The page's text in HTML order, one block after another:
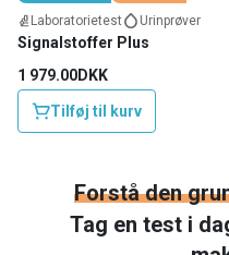
Laboratorietest
Urinprøver
Signalstoffer Plus
1 979.00DKK
Tilføj til kurv
Forstå den
Tag en test i